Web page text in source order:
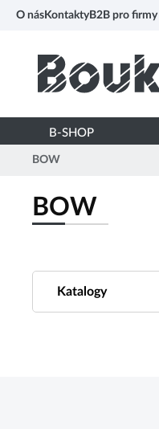
O nás Kontakty B2B pro firmy
B-SHOP
BOW
BOW
Katalogy